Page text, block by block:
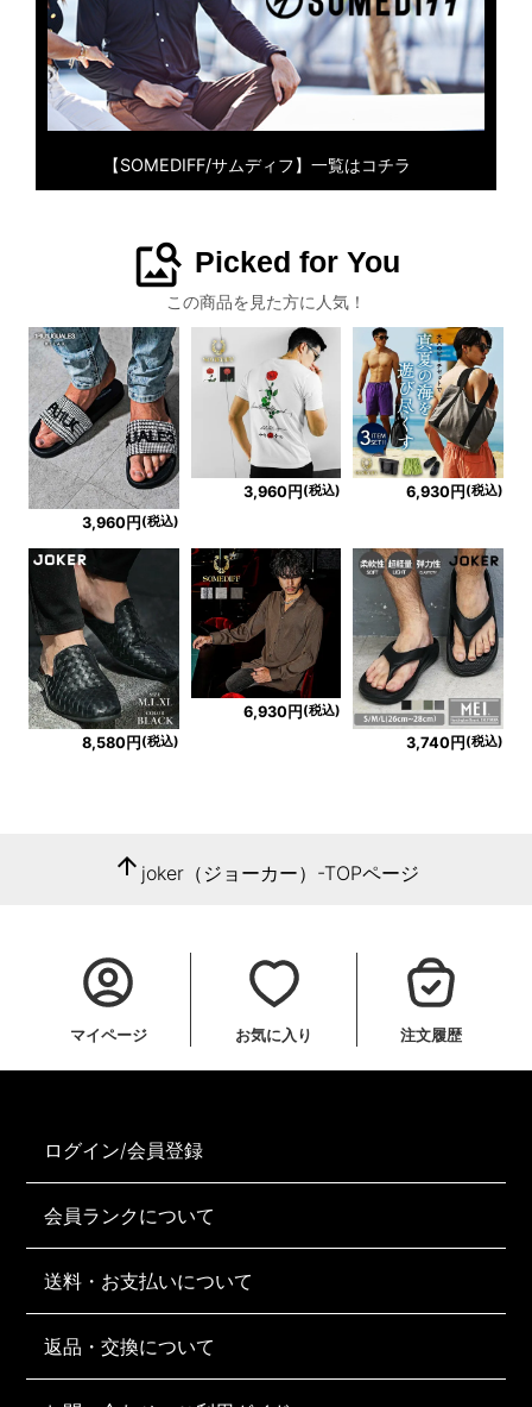
【SOMEDIFF/サムディフ】一覧はコチラ
image_search Picked for You
この商品を見た方に人気！
3,960円(税込)
3,960円 (税込) 6,930円 (税込)
8,580円(税込)
6,930円 (税込)
3,740円(税込)
arrow_upward joker（ジョーカー）-TOPページ
マイページ お気に入り 注文履歴
ログイン/会員登録
会員ランクについて
送料・お支払いについて
返品・交換について